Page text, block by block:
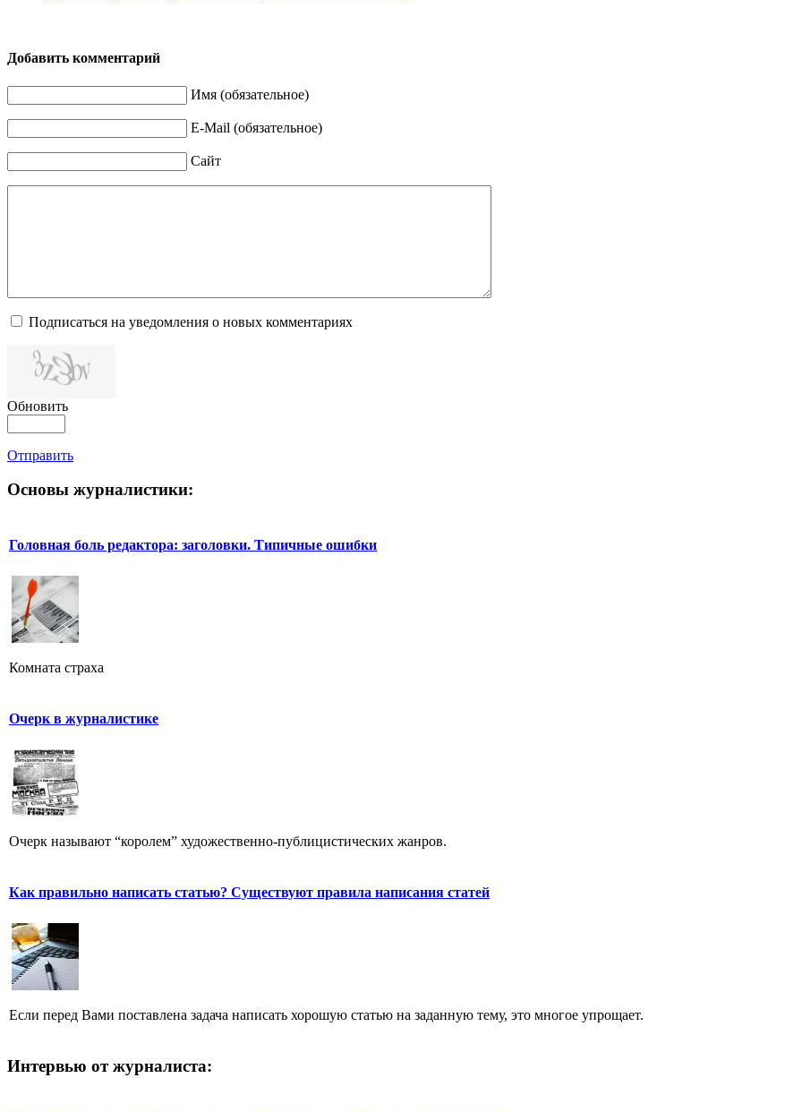
Добавить комментарий
Имя (обязательное)
E-Mail (обязательное)
Сайт
Подписаться на уведомления о новых комментариях
Обновить
Отправить
Основы журналистики:
Головная боль редактора: заголовки. Типичные ошибки
Комната страха
Очерк в журналистике
Очерк называют “королем” художественно-публицистических жанров.
Как правильно написать статью? Существуют правила написания статей
Если перед Вами поставлена задача написать хорошую статью на заданную тему, это многое упрощает.
Интервью от журналиста: